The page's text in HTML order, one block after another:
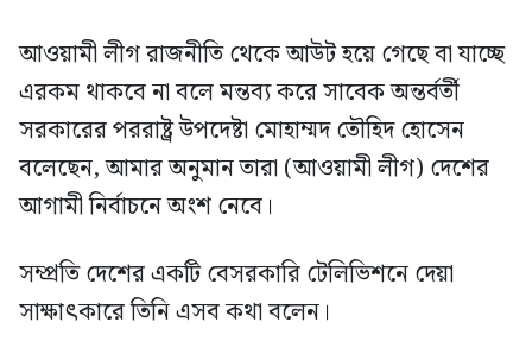
আওয়ামী লীগ রাজনীতি থেকে আউট হয়ে গেছে বা যাচ্ছে
এরকম থাকবে না বলে মন্তব্য করে সাবেক অন্তর্বর্তী
সরকারের পররাষ্ট্র উপদেষ্টা মোহাম্মদ তৌহিদ হোসেন
বলেছেন, আমার অনুমান তারা (আওয়ামী লীগ) দেশের
আগামী নির্বাচনে অংশ নেবে।
সম্প্রতি দেশের একটি বেসরকারি টেলিভিশনে দেয়া
সাক্ষাৎকারে তিনি এসব কথা বলেন।